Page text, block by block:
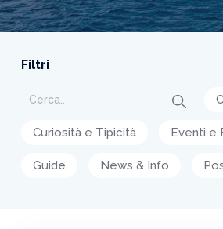
Filtri
Curiosità e Tipicità Eventi e
Guide News & Info